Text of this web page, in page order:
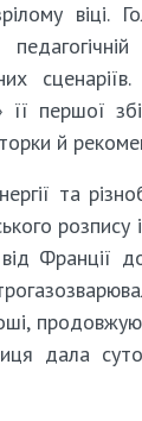
віці.
першої
й
та
розпису
Франції
дала суто